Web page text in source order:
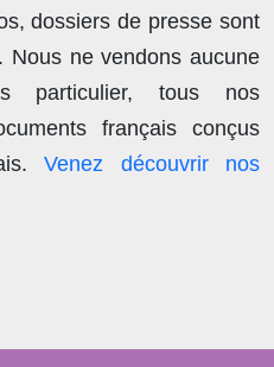
dossiers de presse sont
Nous ne vendons aucune
particulier, tous nos
français conçus
Venez découvrir nos